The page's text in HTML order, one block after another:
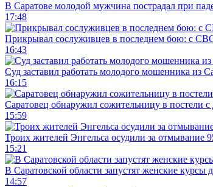
В Саратове молодой мужчина пострадал при
17:48
Прикрывал сослуживцев в последнем бою: с СВО
16:43
Суд заставил работать молодого мошенника из
16:15
Саратовец обнаружил сожительницу в постели с
15:59
Троих жителей Энгельса осудили за отмывание
15:21
В Саратовской области запустят женские курсы
14:57